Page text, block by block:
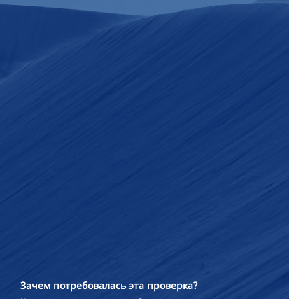
Зачем потребовалась эта проверка?